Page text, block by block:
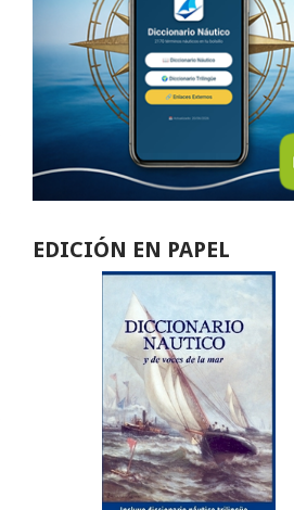
EDICIÓN EN PAPEL